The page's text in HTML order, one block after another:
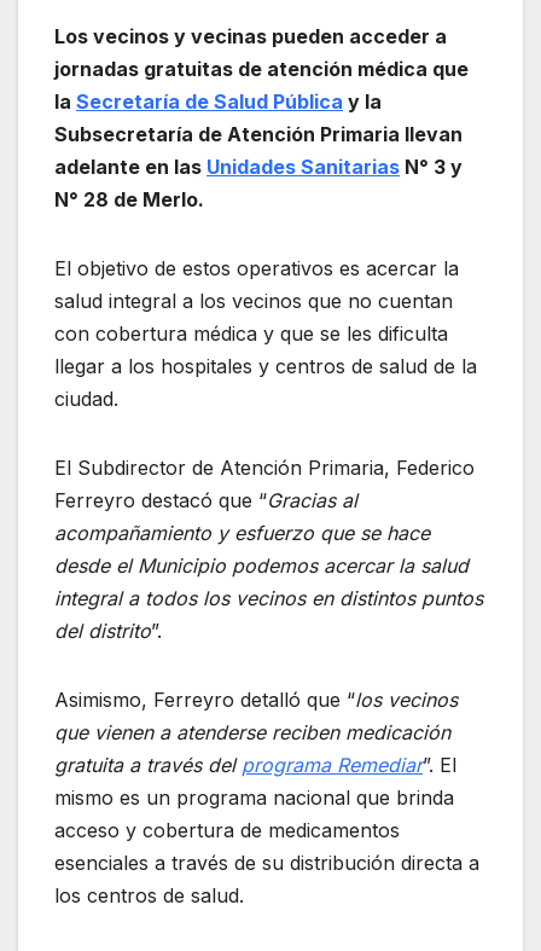
Los vecinos y vecinas pueden acceder a
jornadas gratuitas de atención médica que
la Secretaría de Salud Pública y la
Subsecretaría de Atención Primaria llevan
adelante en las Unidades Sanitarias N° 3 y
N° 28 de Merlo.
El objetivo de estos operativos es acercar la
salud integral a los vecinos que no cuentan
con cobertura médica y que se les dificulta
llegar a los hospitales y centros de salud de la
ciudad.
El Subdirector de Atención Primaria, Federico
Ferreyro destacó que “Gracias al
acompañamiento y esfuerzo que se hace
desde el Municipio podemos acercar la salud
integral a todos los vecinos en distintos puntos
del distrito”.
Asimismo, Ferreyro detalló que “los vecinos
que vienen a atenderse reciben medicación
gratuita a través del programa Remediar”. El
mismo es un programa nacional que brinda
acceso y cobertura de medicamentos
esenciales a través de su distribución directa a
los centros de salud.